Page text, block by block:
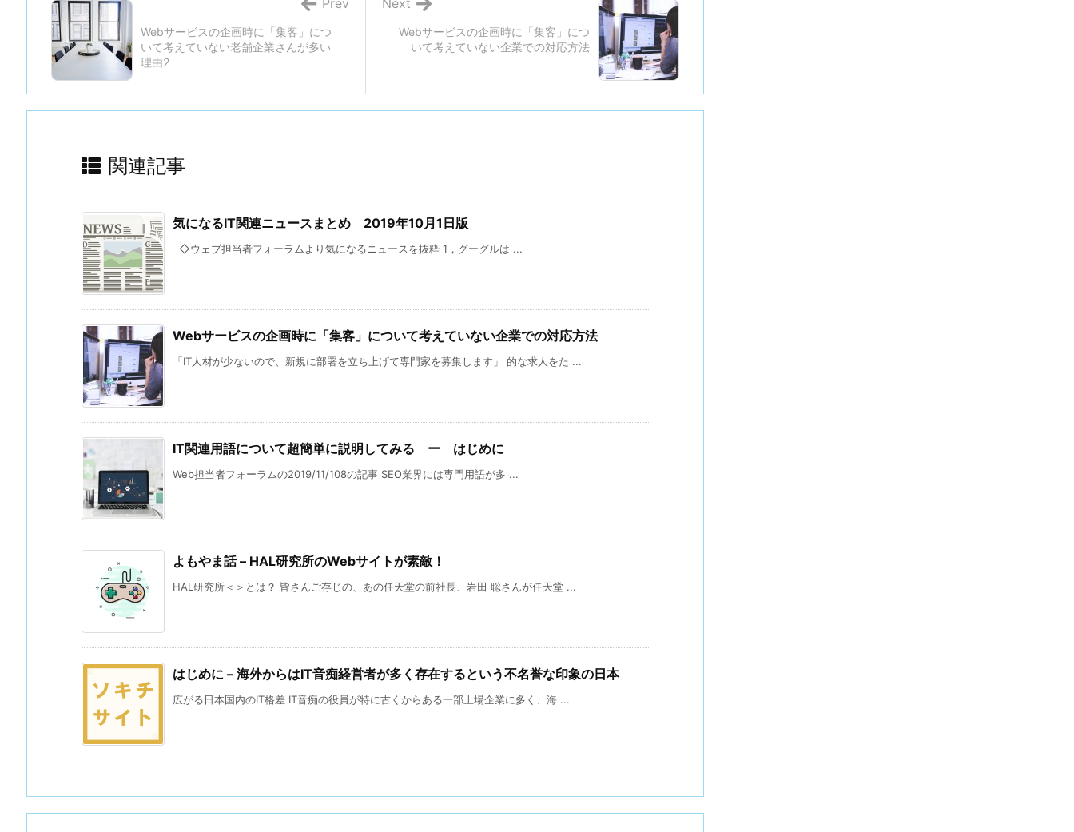
Webサービスの企画時に「集客」につ
いて考えていない企業での対応方法
Webサービスの企画時に「集客」につ
いて考えていない老舗企業さんが多い
理由2
関連記事
気になるIT関連ニュースまとめ 2019年10月1日版
◇ウェブ担当者フォーラムより気になるニュースを抜粋 1，グーグルは ...
Webサービスの企画時に「集客」について考えていない企業での対応方法
「IT人材が少ないので、新規に部署を立ち上げて専門家を募集します」 的な求人をた ...
IT関連用語について超簡単に説明してみる ー はじめに
Web担当者フォーラムの2019/11/108の記事 SEO業界には専門用語が多 ...
よもやま話 – HAL研究所のWebサイトが素敵！
HAL研究所＜＞とは？ 皆さんご存じの、あの任天堂の前社長、岩田 聡さんが任天堂 ...
はじめに – 海外からはIT音痴経営者が多く存在するという不名誉な印象の日本
広がる日本国内のIT格差 IT音痴の役員が特に古くからある一部上場企業に多く、海 ...